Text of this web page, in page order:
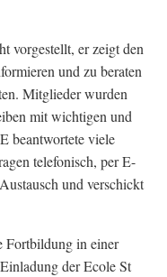
vorgestellt, er zeigt den
und zu beraten
Mitglieder wurden
mit wichtigen und
beantwortete viele
telefonisch, per E-
und verschickt
Fortbildung in einer
der Ecole St